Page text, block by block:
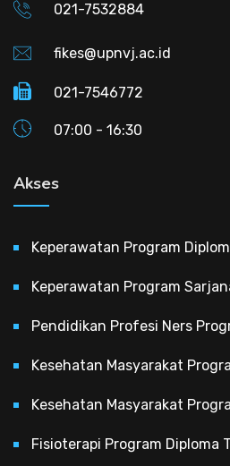
021-7532884
fikes@upnvj.ac.id
021-7546772
07:00 - 16:30
Akses
Keperawatan Program
Keperawatan Program
Pendidikan Profesi Ners
Kesehatan Masyarakat
Kesehatan Masyarakat
Fisioterapi Program Diploma